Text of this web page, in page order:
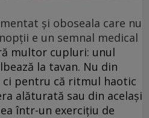
și oboseala care nu
e un semnal medical
multor cupluri: unul
la tavan. Nu din
pentru că ritmul haotic
alăturată sau din același
într-un exercițiu de